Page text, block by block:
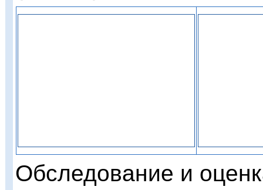
Обследование и